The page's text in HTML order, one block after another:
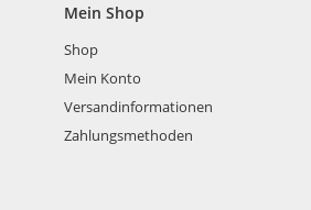
Mein Shop
Shop
Mein Konto
Versandinformationen
Zahlungsmethoden